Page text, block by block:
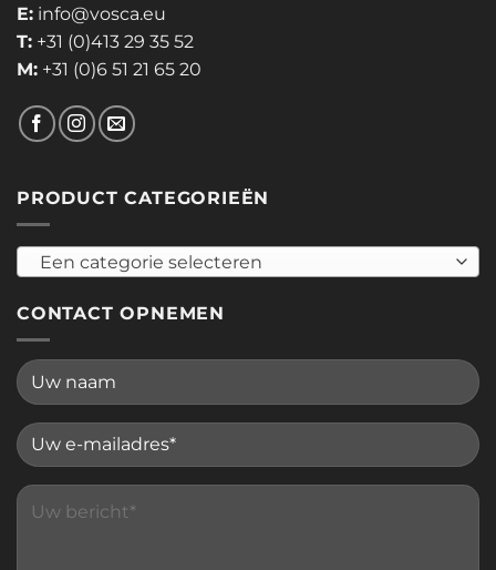
E: info@vosca.eu
T: +31 (0)413 29 35 52
M: +31 (0)6 51 21 65 20
PRODUCT CATEGORIEËN
Een categorie selecteren
CONTACT OPNEMEN
Please leave this field empty.